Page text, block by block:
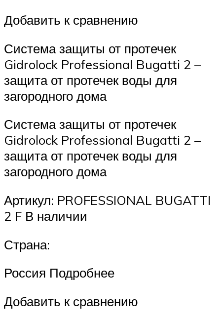
Добавить к сравнению
Система защиты от протечек
Gidrolock Professional Bugatti 2 –
защита от протечек воды для
загородного дома
Система защиты от протечек
Gidrolock Professional Bugatti 2 –
защита от протечек воды для
загородного дома
Артикул: PROFESSIONAL BUGATTI
2 F В наличии
Страна:
Россия Подробнее
Добавить к сравнению